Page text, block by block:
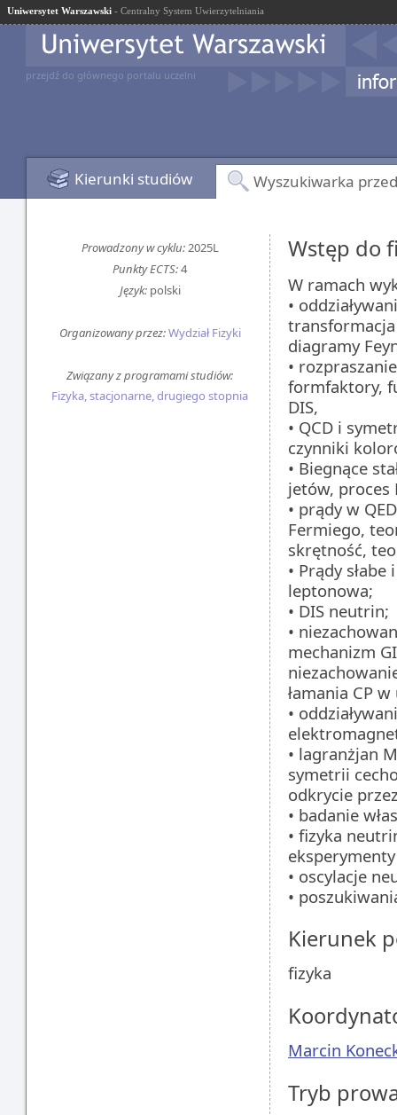
Uniwersytet Warszawski - Centralny System Uwierzytelniania
przejdź do głównego portalu uczelni
Kierunki studiów Wyszukiwarka
Prowadzony w cyklu:2025L
Punkty ECTS:4
Język:polski
Organizowany przez:Wydział Fizyki
Związany z programami studiów:
Fizyka, stacjonarne, drugiego stopnia
Wstęp do
W ramach
•
diagramy
•
formfaktory,
DIS,
• QCD i
czynniki
• Biegnące
jetów, proces
• prądy w
Fermiego,
skrętność,
• Prądy
leptonowa;
• DIS neutrin;
•
mechanizm
łamania CP
•
• lagranżjan
symetrii
odkrycie
• badanie
• fizyka
• oscylacje
•
Kierunek
fizyka
Marcin
Tryb